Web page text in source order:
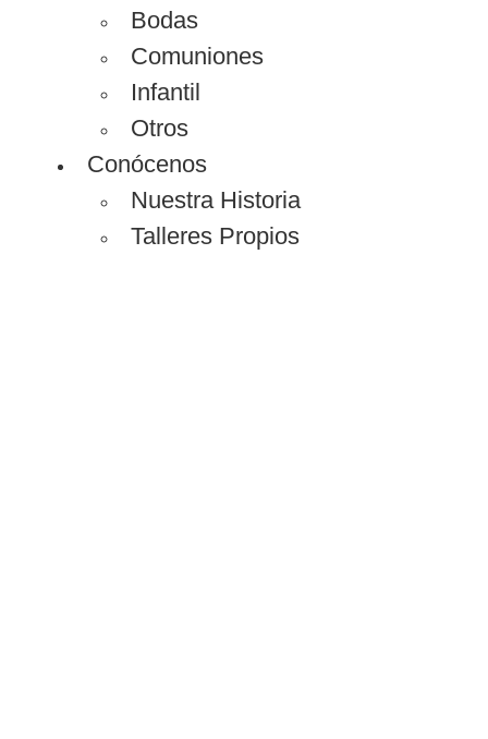
Bodas
Comuniones
Infantil
Otros
Conócenos
Nuestra Historia
Talleres Propios